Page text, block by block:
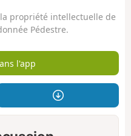
propriété intellectuelle de
Pédestre.
l'app